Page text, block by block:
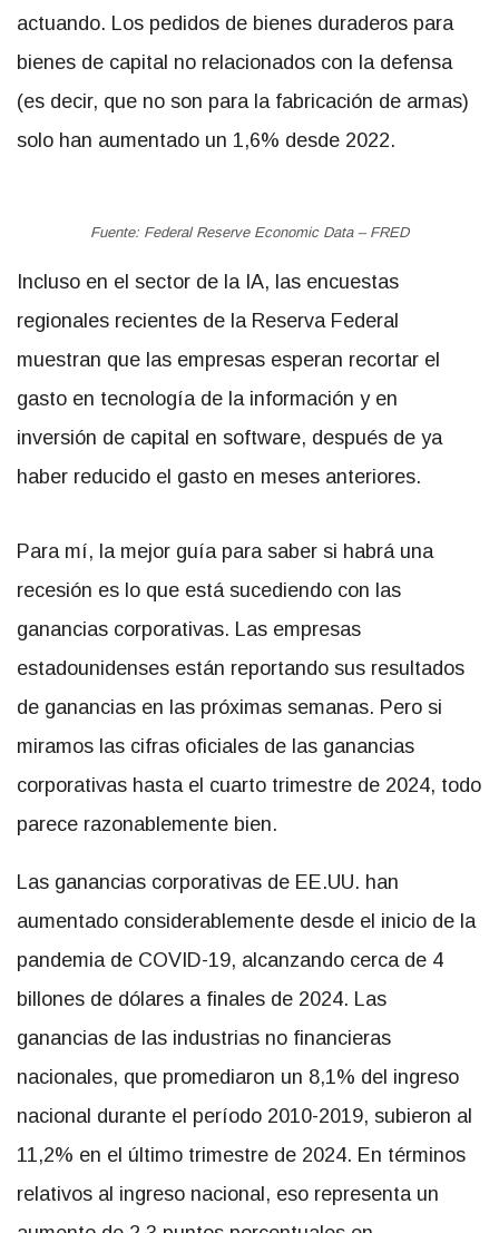
actuando. Los pedidos de bienes duraderos para
bienes de capital no relacionados con la defensa
(es decir, que no son para la fabricación de armas)
solo han aumentado un 1,6% desde 2022.
Fuente: Federal Reserve Economic Data – FRED
Incluso en el sector de la IA, las encuestas
regionales recientes de la Reserva Federal
muestran que las empresas esperan recortar el
gasto en tecnología de la información y en
inversión de capital en software, después de ya
haber reducido el gasto en meses anteriores.
Para mí, la mejor guía para saber si habrá una
recesión es lo que está sucediendo con las
ganancias corporativas. Las empresas
estadounidenses están reportando sus resultados
de ganancias en las próximas semanas. Pero si
miramos las cifras oficiales de las ganancias
corporativas hasta el cuarto trimestre de 2024, todo
parece razonablemente bien.
Las ganancias corporativas de EE.UU. han
aumentado considerablemente desde el inicio de la
pandemia de COVID-19, alcanzando cerca de 4
billones de dólares a finales de 2024. Las
ganancias de las industrias no financieras
nacionales, que promediaron un 8,1% del ingreso
nacional durante el período 2010-2019, subieron al
11,2% en el último trimestre de 2024. En términos
relativos al ingreso nacional, eso representa un